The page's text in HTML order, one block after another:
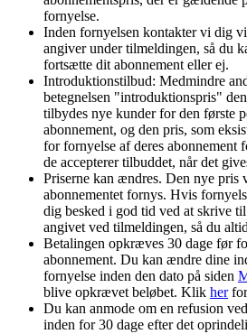
fornyelse.
Inden fornyelsen kontakter vi dig
angiver under tilmeldingen, så du
fortsætte dit abonnement eller ej.
Introduktionstilbud: Medmindre
betegnelsen "introduktionspris"
tilbydes nye kunder for den første
abonnement, og den pris, som
for fornyelse af deres abonnement
de accepterer tilbuddet, når det
Priserne kan ændres. Den nye pris
abonnementet fornys. Hvis
dig besked i god tid ved at skrive
angivet ved tilmeldingen, så du
Betalingen opkræves 30 dage før
abonnement. Du kan ændre dine
fornyelse inden den dato på siden
blive opkrævet beløbet. Klik herfor
Du kan anmode om en refusion
inden for 30 dage efter det